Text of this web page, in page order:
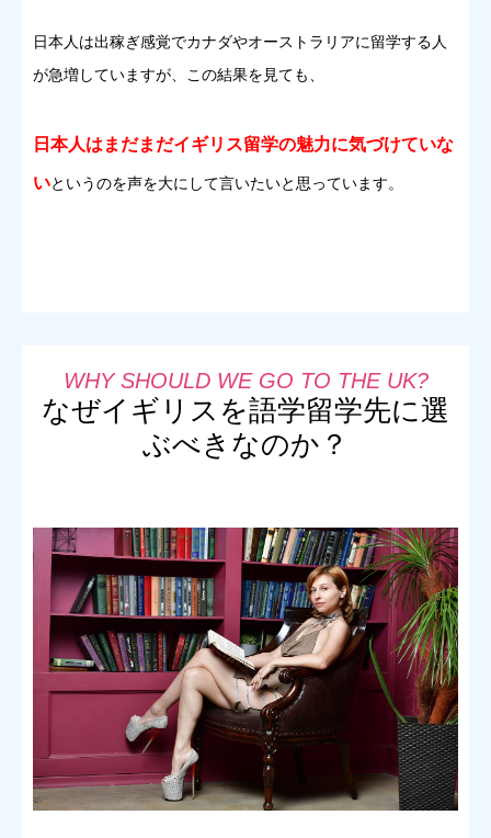
日本人は出稼ぎ感覚でカナダやオーストラリアに留学する人
が急増していますが、この結果を見ても、
日本人はまだまだイギリス留学の魅力に気づけていな
いというのを声を大にして言いたいと思っています。
なぜイギリスを語学留学先に選
ぶべきなのか？